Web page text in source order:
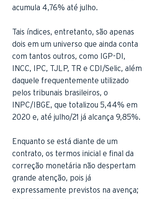
acumula 4,76% até julho.
Tais índices, entretanto, são apenas
dois em um universo que ainda conta
com tantos outros, como IGP-DI,
INCC, IPC, TJLP, TR e CDI/Selic, além
daquele frequentemente utilizado
pelos tribunais brasileiros, o
INPC/IBGE, que totalizou 5,44% em
2020 e, até julho/21 já alcança 9,85%.
Enquanto se está diante de um
contrato, os termos inicial e final da
correção monetária não despertam
grande atenção, pois já
expressamente previstos na avença;